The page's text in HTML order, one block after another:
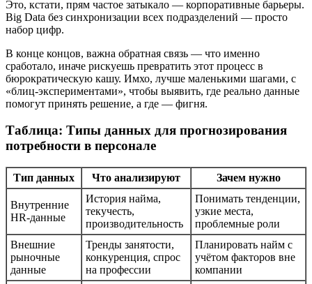
Это, кстати, прям частое затыкало — корпоративные барьеры.
Big Data без синхронизации всех подразделений — просто
набор цифр.
В конце концов, важна обратная связь — что именно
сработало, иначе рискуешь превратить этот процесс в
бюрократическую кашу. Имхо, лучше маленькими шагами, с
«блиц-экспериментами», чтобы выявить, где реально данные
помогут принять решение, а где — фигня.
Таблица: Типы данных для прогнозирования
потребности в персонале
Тип данных Что анализируют Зачем нужно
Внутренние
HR-данные
История найма,
текучесть,
производительность
Понимать тенденции,
узкие места,
проблемные роли
Внешние
рыночные
данные
Тренды занятости,
конкуренция, спрос
на профессии
Планировать найм с
учётом факторов вне
компании